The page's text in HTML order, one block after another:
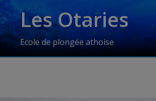
Skip
to
contentLes Otaries
Ecole de plongée athoise